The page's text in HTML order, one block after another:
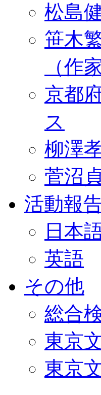
松島
笹木
（作
京都
ス
柳澤
菅沼
活動報
日本
英語
その他
総合
東京
東京